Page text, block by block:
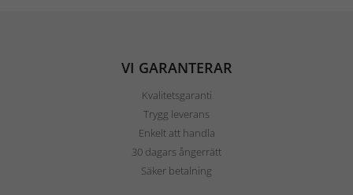
VI GARANTERAR
Kvalitetsgaranti
Trygg leverans
Enkelt att handla
30 dagars ångerrätt
Säker betalning